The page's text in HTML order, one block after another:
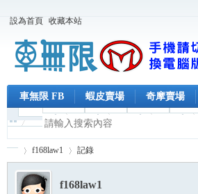
設為首頁 收藏本站
車無限 FB 蝦皮賣場 奇摩賣場
f168law1 記錄
f168law1